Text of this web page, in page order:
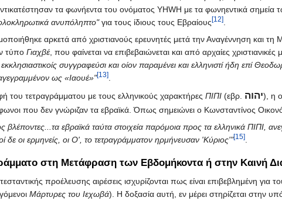
αντικατέστησαν τα φωνήεντα του ονόματος YHWH με τα φωνηεντικά
ανυπόληπτο"για τους ίδιους τους Εβραίους[12].
αρκετά από χριστιανούς ερευνητές μετά την Αναγέννηση και τη
τύπο Γιαχβέ, που φαίνεται να επιβεβαιώνεται και από αρχαίες
συγγραφεύσι και οίον παραμένει και ελληνιστί ήδη επί
ως «Ιαουέ»"[13].
του τετραγράμματου με τους ελληνικούς χαρακτήρες ΠΙΠΙ (εβρ. יהוה), η
που δεν γνώριζαν τα εβραϊκά. Όπως σημειώνει ο Κωνσταντίνος
βλέποντες...τα εβραϊκά ταύτα στοιχεία παρόμοια προς τα ελληνικά ΠΙΠΙ,
δε οι ερμηνείς, οι Ο', το τετραγράμματον ηρμήνευσαν 'Κύριος'"[15].
στη Μετάφραση των Εβδομήκοντα ή στην Καινή
προέλευσης αιρέσεις ισχυρίζονται πως είναι επιβεβλημένη
Μάρτυρες του Ιεχωβά). Η δοξασία αυτή, εν μέρει στηρίζεται στην